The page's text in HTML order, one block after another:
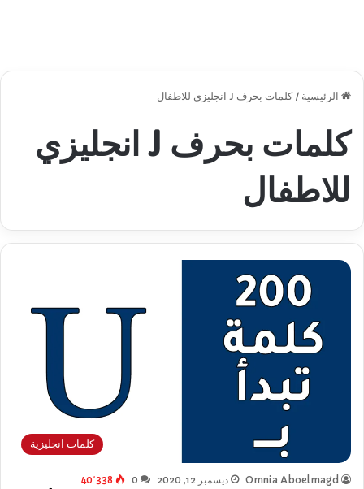
الرئيسية / كلمات بحرف J انجليزي للاطفال
كلمات بحرف J انجليزي
للاطفال
كلمات انجليزية
Omnia Aboelmagd ديسمبر 12, 2020 0 40٬338